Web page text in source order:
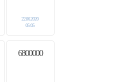
22.06.2020
05:05
6800000